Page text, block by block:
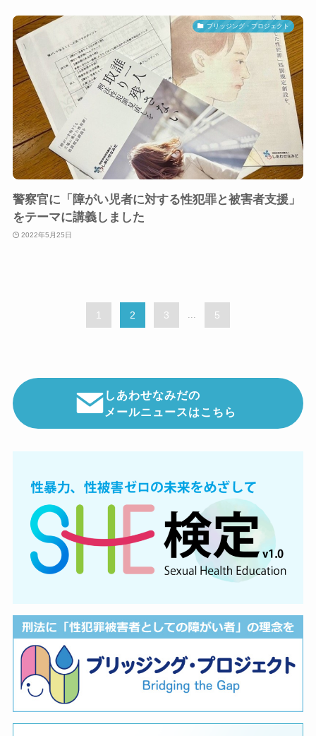
ブリッジング・プロジェクト
警察官に「障がい児者に対する性犯罪と被害者支援」
をテーマに講義しました
2022年5月25日
1 2 3 ... 5
しあわせなみだの
メールニュースはこちら